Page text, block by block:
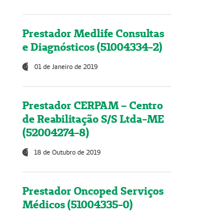
Prestador Medlife Consultas
e Diagnósticos (51004334-2)
01 de Janeiro de 2019
Prestador CERPAM – Centro
de Reabilitação S/S Ltda-ME
(52004274-8)
18 de Outubro de 2019
Prestador Oncoped Serviços
Médicos (51004335-0)